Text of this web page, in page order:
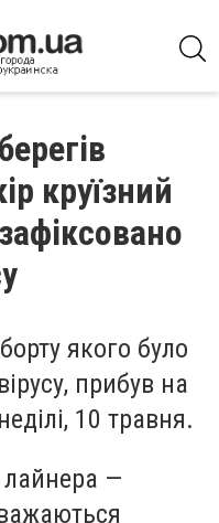
круїзний
якого було
прибув на
10 травня.
лайнера —